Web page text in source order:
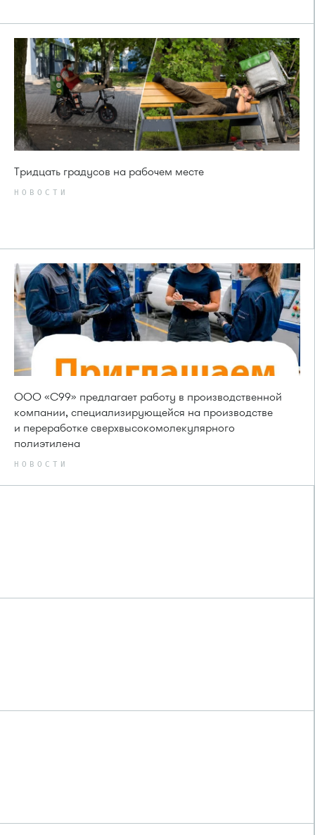
Тридцать градусов на рабочем месте
НОВОСТИ
ООО «С99» предлагает работу в производственной
компании, специализирующейся на производстве
и переработке сверхвысокомолекулярного
полиэтилена
НОВОСТИ